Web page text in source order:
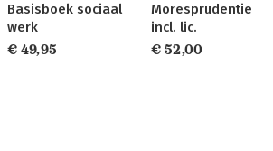
Basisboek sociaal
werk
€ 49,95
Moresprudentie
incl. lic.
€ 52,00